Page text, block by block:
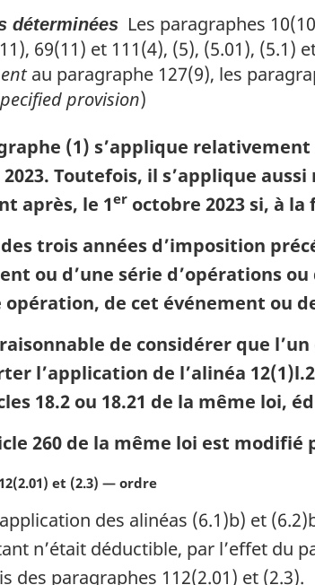
déterminées Les paragraphes
69(11) et 111(4), (5), (5.01),
au paragraphe 127(9), les
provision)
(1) s’applique
Toutefois, il s’applique
après, le 1er octobre 2023 si, à la
des trois années d’imposition
ou d’une série d’opérations
opération, de cet événement ou
de considérer que
l’application de l’alinéa
18.2 ou 18.21 de la même loi,
260 de la même loi est
et (2.3) — ordre
des alinéas (6.1)b) et
n’était déductible, par l’effet du
des paragraphes 112(2.01) et (2.3).